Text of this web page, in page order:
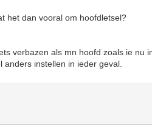
het dan vooral om hoofdletsel?
verbazen als mn hoofd zoals ie nu
instellen in ieder geval.